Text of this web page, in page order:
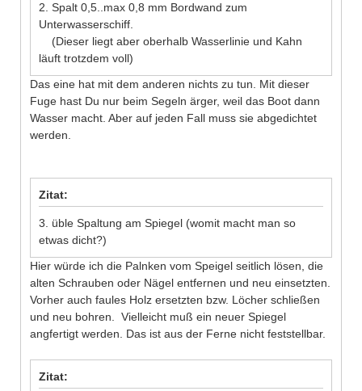
2. Spalt 0,5..max 0,8 mm Bordwand zum
Unterwasserschiff.
(Dieser liegt aber oberhalb Wasserlinie und Kahn
läuft trotzdem voll)
Das eine hat mit dem anderen nichts zu tun. Mit dieser
Fuge hast Du nur beim Segeln ärger, weil das Boot dann
Wasser macht. Aber auf jeden Fall muss sie abgedichtet
werden.
Zitat:
3. üble Spaltung am Spiegel (womit macht man so
etwas dicht?)
Hier würde ich die Palnken vom Speigel seitlich lösen, die
alten Schrauben oder Nägel entfernen und neu einsetzten.
Vorher auch faules Holz ersetzten bzw. Löcher schließen
und neu bohren. Vielleicht muß ein neuer Spiegel
angfertigt werden. Das ist aus der Ferne nicht feststellbar.
Zitat: